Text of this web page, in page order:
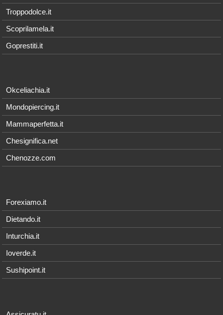
Troppodolce.it
Scoprilamela.it
Goprestiti.it
Okceliachia.it
Mondopiercing.it
Mammaperfetta.it
Chesignifica.net
Chenozze.com
Forexiamo.it
Dietando.it
Inturchia.it
Ioverde.it
Sushipoint.it